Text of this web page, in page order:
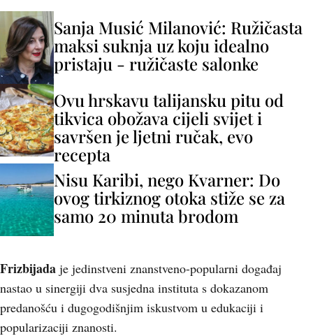
Sanja Musić Milanović: Ružičasta
maksi suknja uz koju idealno
pristaju - ružičaste salonke
Ovu hrskavu talijansku pitu od
tikvica obožava cijeli svijet i
savršen je ljetni ručak, evo
recepta
Nisu Karibi, nego Kvarner: Do
ovog tirkiznog otoka stiže se za
samo 20 minuta brodom
Frizbijada je jedinstveni znanstveno-popularni događaj
nastao u sinergiji dva susjedna instituta s dokazanom
predanošću i dugogodišnjim iskustvom u edukaciji i
popularizaciji znanosti.